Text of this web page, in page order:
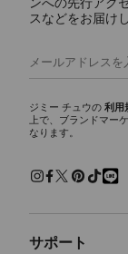
す。ブランドを象
デザイ
シーズンを通して
クなトートバッグ
ャースタイルの
など豊富なバリエ
機能性とエレガン
スなどをお届け
ジミー チュウの 利用
上で、ブランドマー
なります。
サポート